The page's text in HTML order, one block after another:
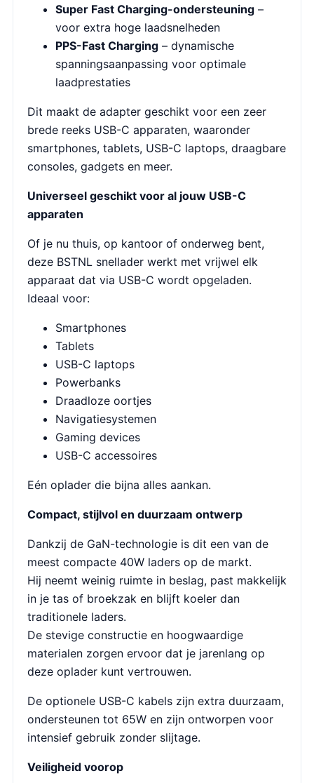
Super Fast Charging-ondersteuning –
voor extra hoge laadsnelheden
PPS-Fast Charging – dynamische
spanningsaanpassing voor optimale
laadprestaties
Dit maakt de adapter geschikt voor een zeer
brede reeks USB-C apparaten, waaronder
smartphones, tablets, USB-C laptops, draagbare
consoles, gadgets en meer.
Universeel geschikt voor al jouw USB-C
apparaten
Of je nu thuis, op kantoor of onderweg bent,
deze BSTNL snellader werkt met vrijwel elk
apparaat dat via USB-C wordt opgeladen.
Ideaal voor:
Smartphones
Tablets
USB-C laptops
Powerbanks
Draadloze oortjes
Navigatiesystemen
Gaming devices
USB-C accessoires
Eén oplader die bijna alles aankan.
Compact, stijlvol en duurzaam ontwerp
Dankzij de GaN-technologie is dit een van de
meest compacte 40W laders op de markt.
Hij neemt weinig ruimte in beslag, past makkelijk
in je tas of broekzak en blijft koeler dan
traditionele laders.
De stevige constructie en hoogwaardige
materialen zorgen ervoor dat je jarenlang op
deze oplader kunt vertrouwen.
De optionele USB-C kabels zijn extra duurzaam,
ondersteunen tot 65W en zijn ontworpen voor
intensief gebruik zonder slijtage.
Veiligheid voorop